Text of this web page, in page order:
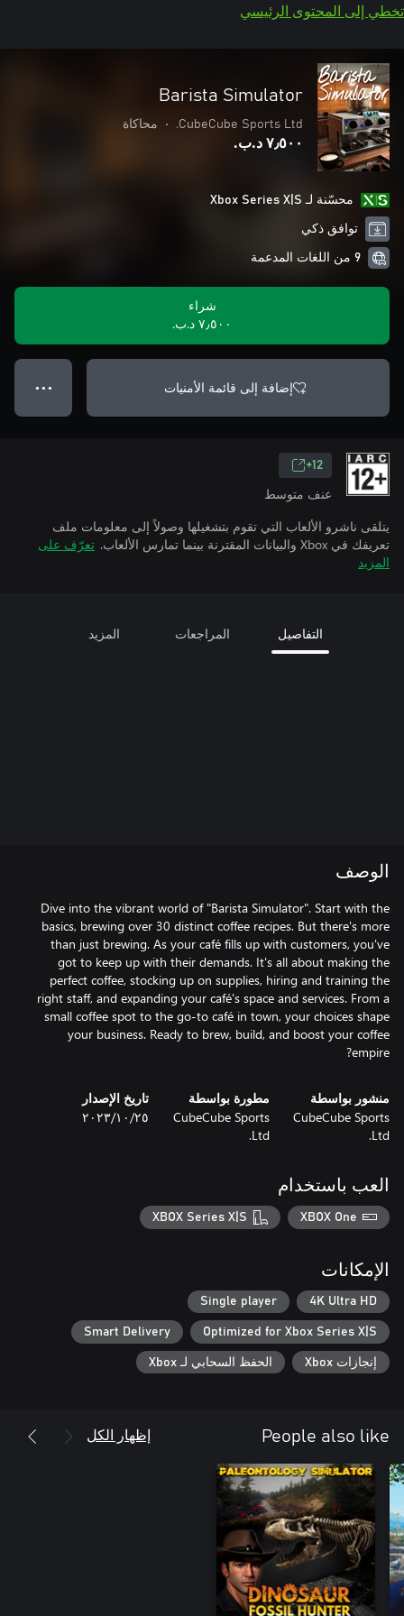
تخطي إلى المحتوى الرئيسي
Barista Simulator
CubeCube Sports Ltd.
• محاكاة
٧٫٥٠٠ د.ب.‏
محسّنة لـ Xbox Series X|S
توافق ذكي
9 من اللغات المدعمة
شراء
٧٫٥٠٠ د.ب.‏
إضافة إلى قائمة الأمنيات ● ● ●
12+
عنف متوسط
يتلقى ناشرو الألعاب التي تقوم بتشغيلها وصولاً إلى معلومات ملف
تعريفك في Xbox والبيانات المقترنة بينما تمارس الألعاب.
تعرّف على
المزيد
التفاصيل المراجعات المزيد
الوصف
Dive into the vibrant world of "Barista Simulator". Start with the
basics, brewing over 30 distinct coffee recipes. But there's more
than just brewing. As your café fills up with customers, you've
got to keep up with their demands. It's all about making the
perfect coffee, stocking up on supplies, hiring and training the
right staff, and expanding your café's space and services. From a
small coffee spot to the go-to café in town, your choices shape
your business. Ready to brew, build, and boost your coffee
empire?
منشور بواسطة
CubeCube Sports
Ltd.
مطورة بواسطة
CubeCube Sports
Ltd.
تاريخ الإصدار
٢٥‏/١٠‏/٢٠٢٣
العب باستخدام
XBOX One
XBOX Series X|S
الإمكانات
4K Ultra HD
Single player
Optimized for Xbox Series X|S
Smart Delivery
إنجازات Xbox الحفظ السحابي لـ Xbox
People also like إظهار الكل